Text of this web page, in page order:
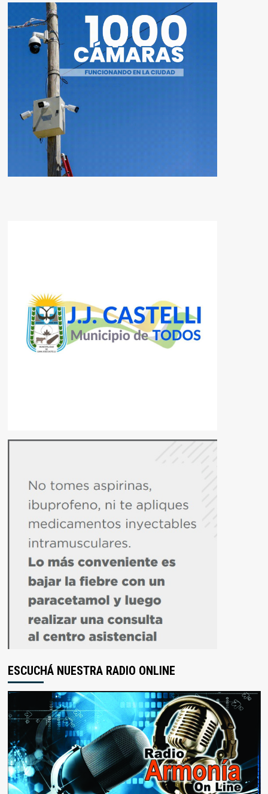
ESCUCHÁ NUESTRA RADIO ONLINE